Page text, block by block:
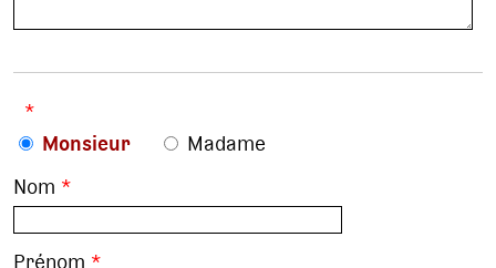
*
Monsieur
Madame
Nom *